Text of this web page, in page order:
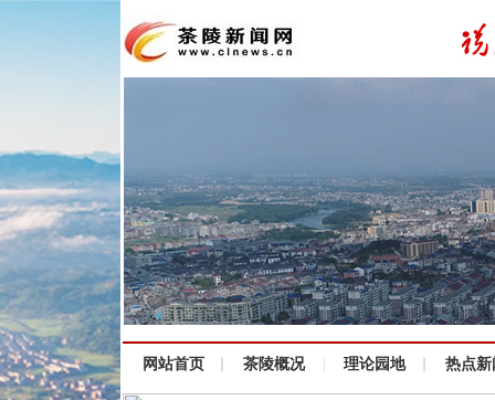
网站首页 茶陵概况 理论园地 热点新